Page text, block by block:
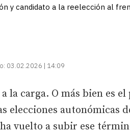
y candidato a la reelección al
03.02.2026 | 14:09
la carga. O más bien es
elecciones autonómicas
vuelto a subir ese